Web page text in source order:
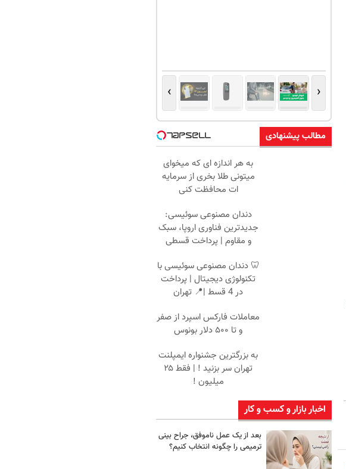
‹
›
مطالب پیشنهادی
به هر اندازه ای که میخوای
میتونی طلا بخری از سرمایه
ات محافظت کنی
دندان مصنوعی سوئیسی:
جدیدترین فناوری اروپا، سبک
و مقاوم | پرداخت قسطی
🦷 دندان مصنوعی سوئیسی با
تکنولوژی دیجیتال | پرداخت
در 4 قسط |📍 تهران
معاملات فارکس اسپرد از صفر
و تا ۵۰۰ دلار بونوس
به بزرگترین جشنواره ایمپلنت
تهران سر بزنید ! | فقط ۲۵
میلیون !
اخبار بازار و کسب و کار
بعد از یک عمل ناموفق، جراح بینی
ترمیمی را چگونه انتخاب کنیم؟